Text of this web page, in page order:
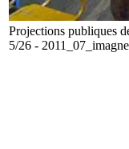
Projections publiques
5/26 -